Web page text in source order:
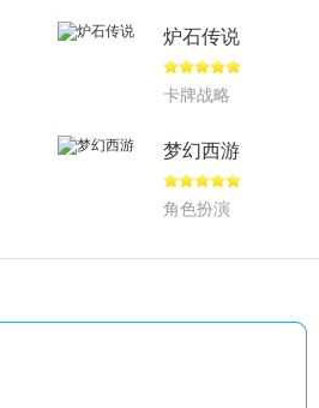
炉石传说
卡牌战略
梦幻西游
角色扮演